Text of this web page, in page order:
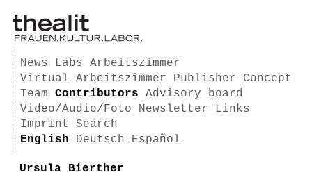
News Labs
Arbeitszimmer
Virtual Arbeitszimmer
Publisher
Concept
Team
Contributors
Advisory board
Video/Audio/Foto
Newsletter
Links
Imprint
Search
English
Deutsch Español
Ursula Bierther